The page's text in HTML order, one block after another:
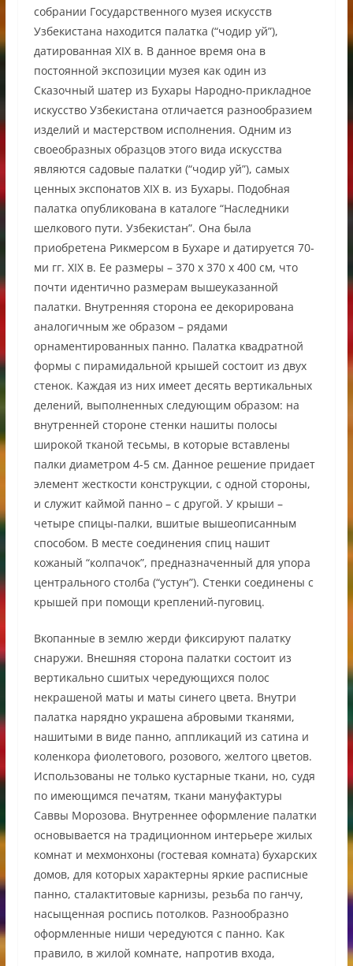
собрании Государственного музея искусств
Узбекистана находится палатка (“чодир уй”),
датированная XIX в. В данное время она в
постоянной экспозиции музея как один из
Сказочный шатер из Бухары Народно-прикладное
искусство Узбекистана отличается разнообразием
изделий и мастерством исполнения. Одним из
своеобразных образцов этого вида искусства
являются садовые палатки (“чодир уй”), самых
ценных экспонатов XIX в. из Бухары. Подобная
палатка опубликована в каталоге “Наследники
шелкового пути. Узбекистан”. Она была
приобретена Рикмерсом в Бухаре и датируется 70-
ми гг. XIX в. Ее размеры – 370 х 370 х 400 см, что
почти идентично размерам вышеуказанной
палатки. Внутренняя сторона ее декорирована
аналогичным же образом – рядами
орнаментированных панно. Палатка квадратной
формы с пирамидальной крышей состоит из двух
стенок. Каждая из них имеет десять вертикальных
делений, выполненных следующим образом: на
внутренней стороне стенки нашиты полосы
широкой тканой тесьмы, в которые вставлены
палки диаметром 4-5 см. Данное решение придает
элемент жесткости конструкции, с одной стороны,
и служит каймой панно – с другой. У крыши –
четыре спицы-палки, вшитые вышеописанным
способом. В месте соединения спиц нашит
кожаный “колпачок”, предназначенный для упора
центрального столба (“устун”). Стенки соединены с
крышей при помощи креплений-пуговиц.
Вкопанные в землю жерди фиксируют палатку
снаружи. Внешняя сторона палатки состоит из
вертикально сшитых чередующихся полос
некрашеной маты и маты синего цвета. Внутри
палатка нарядно украшена абровыми тканями,
нашитыми в виде панно, аппликаций из сатина и
коленкора фиолетового, розового, желтого цветов.
Использованы не только кустарные ткани, но, судя
по имеющимся печатям, ткани мануфактуры
Саввы Морозова. Внутреннее оформление палатки
основывается на традиционном интерьере жилых
комнат и мехмонхоны (гостевая комната) бухарских
домов, для которых характерны яркие расписные
панно, сталактитовые карнизы, резьба по ганчу,
насыщенная роспись потолков. Разнообразно
оформленные ниши чередуются с панно. Как
правило, в жилой комнате, напротив входа,